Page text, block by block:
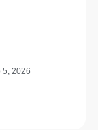
5, 2026